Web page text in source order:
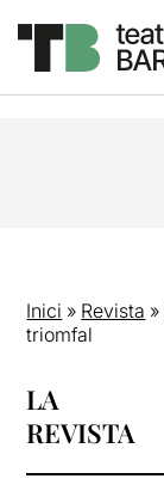
Inici » Revista »
triomfal
LA
REVISTA